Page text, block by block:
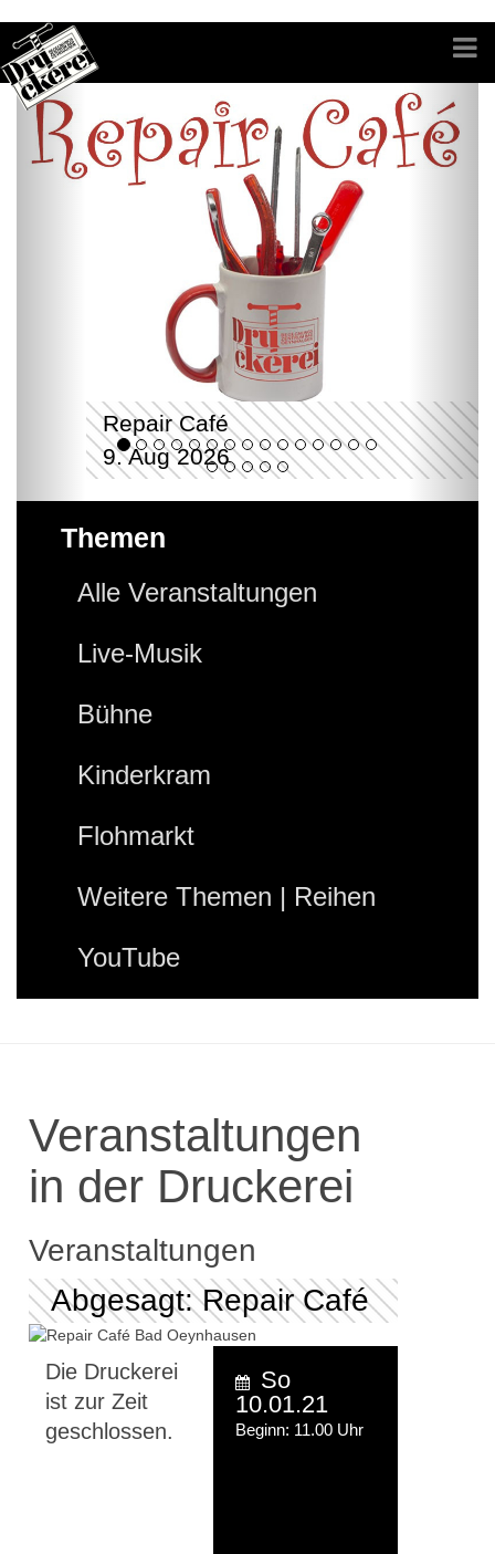
Repair Café
9. Aug 2026
Themen
Alle Veranstaltungen
Live-Musik
Bühne
Kinderkram
Flohmarkt
Weitere Themen | Reihen
YouTube
Veranstaltungen
in der Druckerei
Veranstaltungen
Abgesagt: Repair Café
Die Druckerei
ist zur Zeit
geschlossen.
So
10.01.21
Beginn: 11.00 Uhr